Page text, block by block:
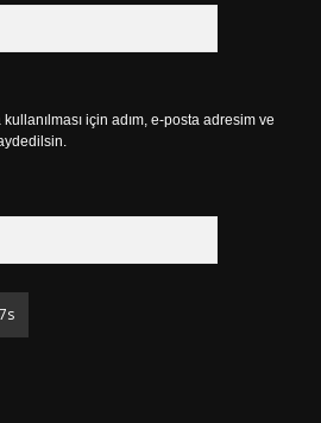
için adım, e-posta adresim ve